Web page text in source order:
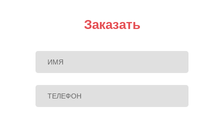
Заказать